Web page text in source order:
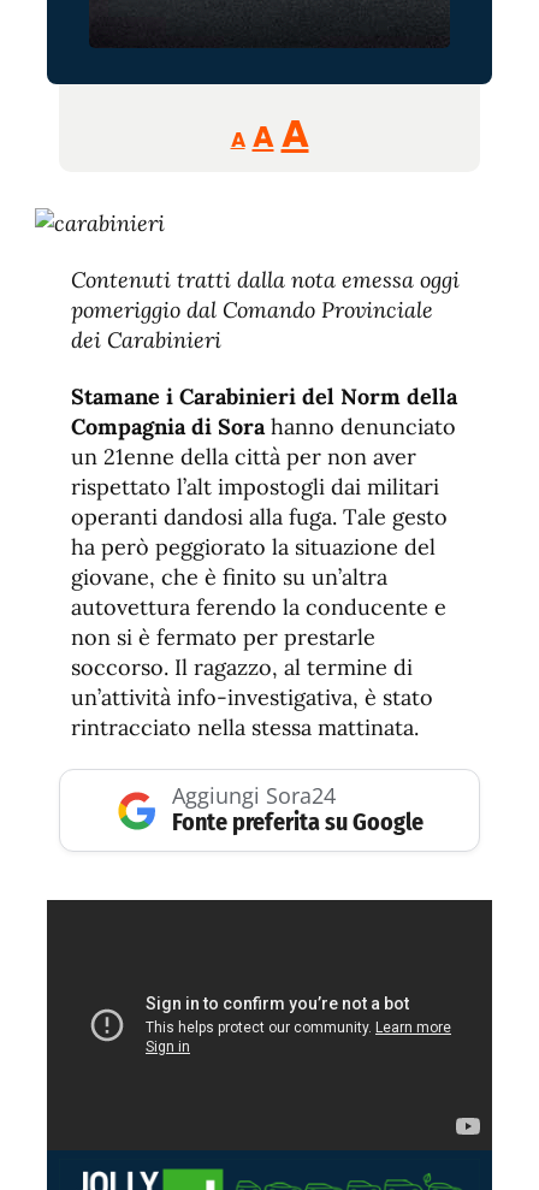
A
Reducir
tamaño
A Restablecer
AAumentar
fuente.
Contenuti tratti dalla nota emessa oggi
pomeriggio dal Comando Provinciale
dei Carabinieri
Stamane i Carabinieri del Norm della
Compagnia di Sorahanno denunciato
un 21enne della città per non aver
rispettato l’alt impostogli dai militari
operanti dandosi alla fuga. Tale gesto
ha però peggiorato la situazione del
giovane, che è finito su un’altra
autovettura ferendo la conducente e
non si è fermato per prestarle
soccorso. Il ragazzo, al termine di
un’attività info-investigativa, è stato
rintracciato nella stessa mattinata.
Aggiungi Sora24
Fonte preferita su Google